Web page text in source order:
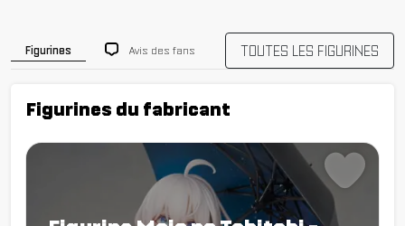
Figurines Avis des fans TOUTES LES FIGURINES
Figurines du fabricant